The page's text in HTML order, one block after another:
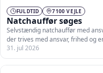
FULDTID 7100 VEJLE
Natchauffør søges
Selvstændig natchauffør med
der trives med ansvar, frihed og
31. jul 2026